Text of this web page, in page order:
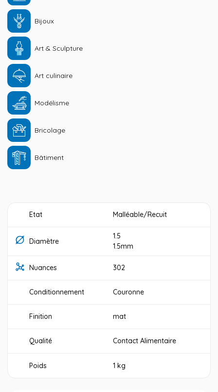
Bijoux
Art & Sculpture
Art culinaire
Modélisme
Bricolage
Bâtiment
Etat Malléable/Recuit
Diamètre
1.5
1.5mm
Nuances 302
Conditionnement Couronne
Finition mat
Qualité Contact Alimentaire
Poids 1 kg